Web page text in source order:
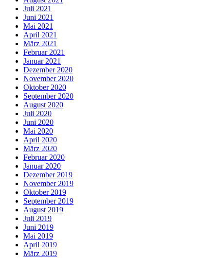
Juli 2021
Juni 2021
Mai 2021
April 2021
März 2021
Februar 2021
Januar 2021
Dezember 2020
November 2020
Oktober 2020
September 2020
August 2020
Juli 2020
Juni 2020
Mai 2020
April 2020
März 2020
Februar 2020
Januar 2020
Dezember 2019
November 2019
Oktober 2019
September 2019
August 2019
Juli 2019
Juni 2019
Mai 2019
April 2019
März 2019